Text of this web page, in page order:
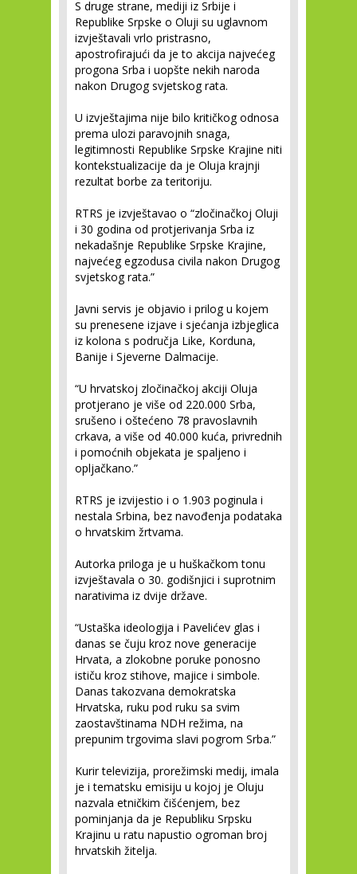
S druge strane, mediji iz Srbije i
Republike Srpske o Oluji su uglavnom
izvještavali vrlo pristrasno,
apostrofirajući da je to akcija najvećeg
progona Srba i uopšte nekih naroda
nakon Drugog svjetskog rata.
U izvještajima nije bilo kritičkog odnosa
prema ulozi paravojnih snaga,
legitimnosti Republike Srpske Krajine niti
kontekstualizacije da je Oluja krajnji
rezultat borbe za teritoriju.
RTRS je izvještavao o “zločinačkoj Oluji
i 30 godina od protjerivanja Srba iz
nekadašnje Republike Srpske Krajine,
najvećeg egzodusa civila nakon Drugog
svjetskog rata.”
Javni servis je objavio i prilog u kojem
su prenesene izjave i sjećanja izbjeglica
iz kolona s područja Like, Korduna,
Banije i Sjeverne Dalmacije.
“U hrvatskoj zločinačkoj akciji Oluja
protjerano je više od 220.000 Srba,
srušeno i oštećeno 78 pravoslavnih
crkava, a više od 40.000 kuća, privrednih
i pomoćnih objekata je spaljeno i
opljačkano.”
RTRS je izvijestio i o 1.903 poginula i
nestala Srbina, bez navođenja podataka
o hrvatskim žrtvama.
Autorka priloga je u huškačkom tonu
izvještavala o 30. godišnjici i suprotnim
narativima iz dvije države.
“Ustaška ideologija i Pavelićev glas i
danas se čuju kroz nove generacije
Hrvata, a zlokobne poruke ponosno
ističu kroz stihove, majice i simbole.
Danas takozvana demokratska
Hrvatska, ruku pod ruku sa svim
zaostavštinama NDH režima, na
prepunim trgovima slavi pogrom Srba.”
Kurir televizija, prorežimski medij, imala
je i tematsku emisiju u kojoj je Oluju
nazvala etničkim čišćenjem, bez
pominjanja da je Republiku Srpsku
Krajinu u ratu napustio ogroman broj
hrvatskih žitelja.